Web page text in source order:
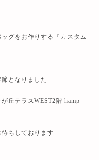
グをお作りする『カスタム
となりました
丘テラスWEST2階 hamp
ちしております